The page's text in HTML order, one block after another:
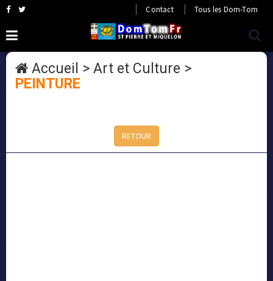
Contact Tous les Dom-Tom
Accueil > Art et Culture >
PEINTURE
RETOUR